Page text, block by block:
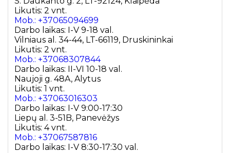
Likutis: 2 vnt.
Mob.: +37065094699
Darbo laikas: I-V 9-18 val.
Vilniaus al. 34-44, LT-66119, Druskininkai
Likutis: 2 vnt.
Mob.: +37068307844
Darbo laikas: II-VI 10-18 val.
Naujoji g. 48A, Alytus
Likutis: 1 vnt.
Mob.: +37063016303
Darbo laikas: I-V 9:00-17:30
Liepų al. 3-51B, Panevėžys
Likutis: 4 vnt.
Mob.: +37067587816
Darbo laikas: I-V 8:30-17:30 val.